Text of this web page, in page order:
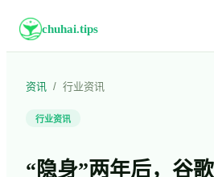
chuhai.tips
资讯 / 行业资讯
行业资讯
“隐身”两年后，谷